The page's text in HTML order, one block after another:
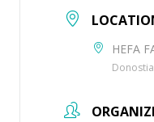
HEFA
Donostia